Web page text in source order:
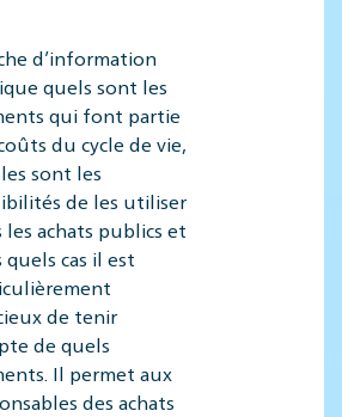
d’information
quels sont les
qui font partie
du cycle de vie,
sont les
de les utiliser
les achats publics et
quels cas il est
de tenir
de quels
Il permet aux
des achats